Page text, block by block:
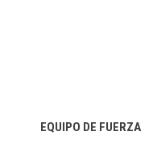
EQUIPO DE FUERZA